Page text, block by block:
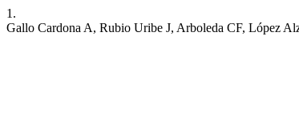
1.
Gallo Cardona A, Rubio Uribe J, Arboleda CF, López